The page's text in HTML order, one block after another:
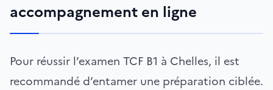
accompagnement en ligne
Pour réussir l’examen TCF B1 à Chelles, il est
recommandé d’entamer une préparation ciblée.